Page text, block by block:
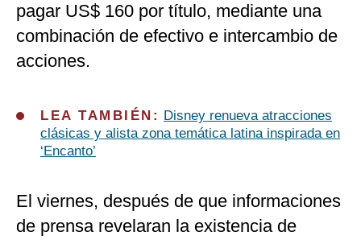
pagar US$ 160 por título, mediante una
combinación de efectivo e intercambio de
acciones.
LEA TAMBIÉN:
Disney renueva atracciones
clásicas y alista zona temática latina inspirada en
‘Encanto’
El viernes, después de que informaciones
de prensa revelaran la existencia de